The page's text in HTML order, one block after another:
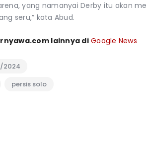
yang namanyai Derby itu akan
seru,” kata Abud.
lainnya di Google News
2024
persis solo